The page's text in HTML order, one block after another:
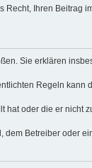
Ihren Beitrag
Sie erklären
Regeln
oder die er nicht
Betreiber oder